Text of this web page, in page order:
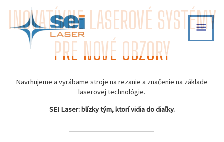
content
INOVATÍVNE LASEROVÉ SYSTÉMY
PRE NOVÉ OBZORY
Navrhujeme a vyrábame stroje na rezanie a značenie na základe
laserovej technológie.
SEI Laser: blízky tým, ktorí vidia do diaľky.